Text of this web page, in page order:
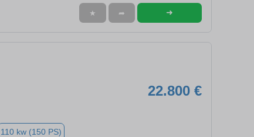
★ ➦ ➜
22.800 €
110 kw (150 PS)